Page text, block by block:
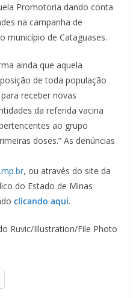
Promotoria dando conta
na campanha de
município de Cataguases.
ainda que aquela
de toda população
receber novas
da referida vacina
ao grupo
doses.” As denúncias
, ou através do site da
do Estado de Minas
clicando aqui.
Ruvic/Illustration/File Photo